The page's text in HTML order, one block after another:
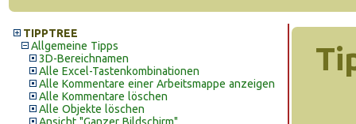
TIPPTREE
Allgemeine Tipps
3D-Bereichnamen
Alle Excel-Tastenkombinationen
Alle Kommentare einer Arbeitsmappe anzeigen
Alle Kommentare löschen
Alle Objekte löschen